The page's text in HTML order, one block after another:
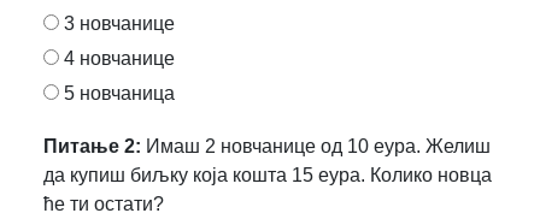
3 новчанице
4 новчанице
5 новчаница
Питање 2: Имаш 2 новчанице од 10 еура. Желиш
да купиш биљку која кошта 15 еура. Колико новца
ће ти остати?